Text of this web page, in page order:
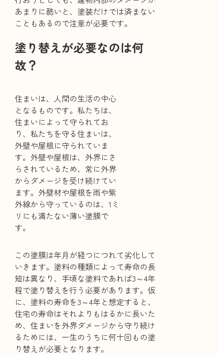
あまりに酷いと、塗装だけでは済まない
こともあるので注意が必要です。
塗り替えが必要なのは何
故？
住まいは、人間の生活の中心
となるものです。私たちは、
住まいによって守られてお
り、私たちを守る住まいは、
外壁や屋根に守られていま
す。外壁や屋根は、外界にさ
らされているため、常に外界
からダメージを受け続けてい
ます。外壁材や屋根を雨や紫
外線から守っているのは、1ミ
リにも満たない薄い塗膜で
す。
この塗膜は年月が経つにつれて劣化して
いきます。塗料の種類によって寿命の長
短は異なり、手頃な塗料であれば3～4年
程で塗り替えを行う必要があります。仮
に、塗料の寿命を3～4年と想定すると、
住宅の寿命はそれよりもはるかに長いた
め、住まいを外界ダメージから守り続け
るためには、一生のうちに何十回もの塗
り替えが必要となります。